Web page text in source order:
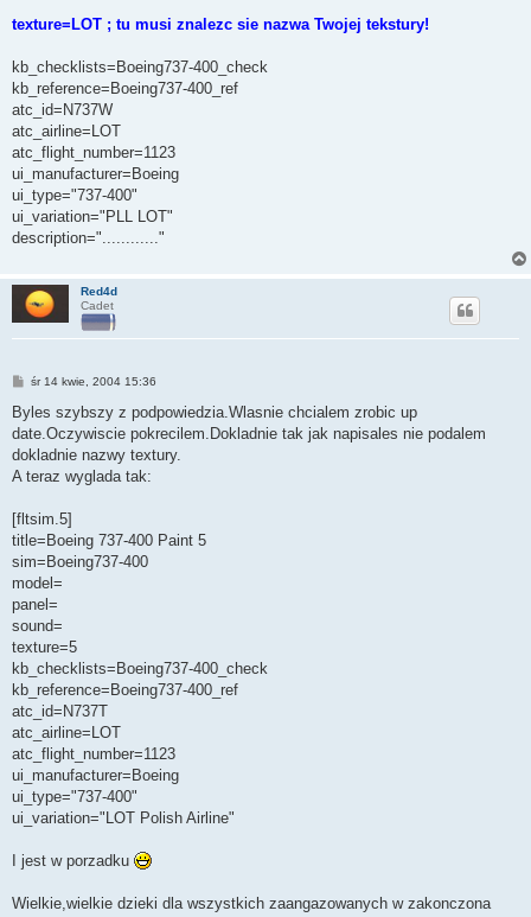
texture=LOT ; tu musi znalezc sie nazwa Twojej tekstury!
kb_checklists=Boeing737-400_check
kb_reference=Boeing737-400_ref
atc_id=N737W
atc_airline=LOT
atc_flight_number=1123
ui_manufacturer=Boeing
ui_type="737-400"
ui_variation="PLL LOT"
description="............"
Red4d
Cadet
P
s
t
śr 14 kwie, 2004 15:36
Byles szybszy z podpowiedzia.Wlasnie chcialem zrobic up
date.Oczywiscie pokrecilem.Dokladnie tak jak napisales nie podalem
dokladnie nazwy textury.
A teraz wyglada tak:
[fltsim.5]
title=Boeing 737-400 Paint 5
sim=Boeing737-400
model=
panel=
sound=
texture=5
kb_checklists=Boeing737-400_check
kb_reference=Boeing737-400_ref
atc_id=N737T
atc_airline=LOT
atc_flight_number=1123
ui_manufacturer=Boeing
ui_type="737-400"
ui_variation="LOT Polish Airline"
I jest w porzadku
Wielkie,wielkie dzieki dla wszystkich zaangazowanych w zakonczona